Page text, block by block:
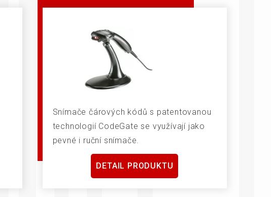
Snímače čárových kódů s patentovanou
technologií CodeGate se využívají jako
pevné i ruční snímače.
DETAIL PRODUKTU